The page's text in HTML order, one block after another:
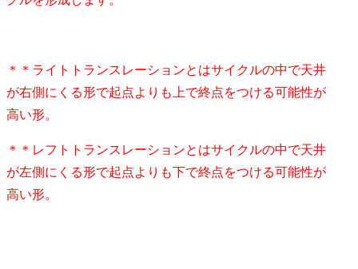
＊＊ライトトランスレーションとはサイクルの中で天井
が右側にくる形で起点よりも上で終点をつける可能性が
高い形。
＊＊レフトトランスレーションとはサイクルの中で天井
が左側にくる形で起点よりも下で終点をつける可能性が
高い形。